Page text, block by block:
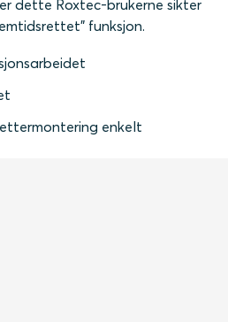
dette Roxtec-brukerne sikter
funksjon.
enkelt